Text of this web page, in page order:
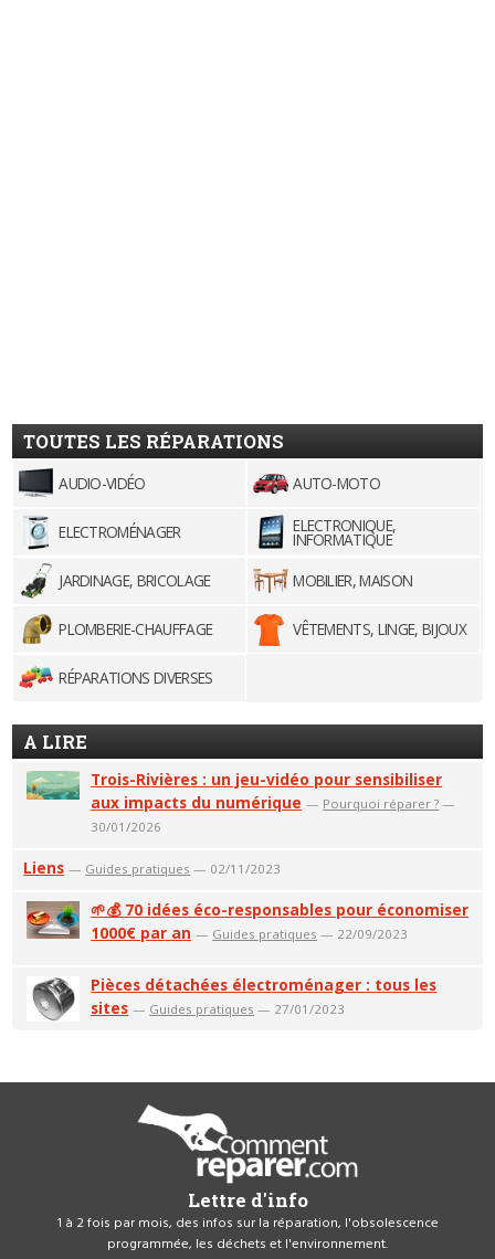
TOUTES LES RÉPARATIONS
AUDIO-VIDÉO AUTO-MOTO
ELECTROMÉNAGER ELECTRONIQUE,
INFORMATIQUE
JARDINAGE, BRICOLAGE
MOBILIER, MAISON
PLOMBERIE-CHAUFFAGE VÊTEMENTS, LINGE, BIJOUX
RÉPARATIONS DIVERSES
A LIRE
Trois-Rivières : un jeu-vidéo pour sensibiliser
aux impacts du numérique — Pourquoi réparer ? —
30/01/2026
Liens — Guides pratiques — 02/11/2023
🌱💰 70 idées éco-responsables pour économiser
1000€ par an — Guides pratiques — 22/09/2023
Pièces détachées électroménager : tous les
sites — Guides pratiques — 27/01/2023
Lettre d'info
1 à 2 fois par mois, des infos sur la réparation, l'obsolescence
programmée, les déchets et l'environnement.